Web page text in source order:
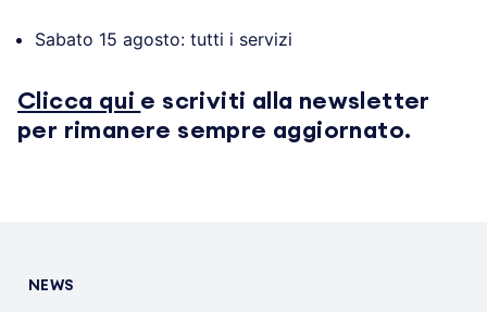
Sabato 15 agosto: tutti i servizi
Clicca qui e scriviti alla newsletter
per rimanere sempre aggiornato.
NEWS